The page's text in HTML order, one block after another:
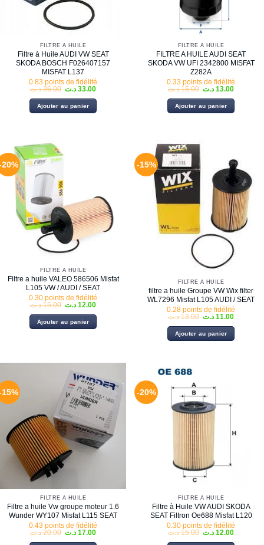
FILTRE À HUILE
Filtre à Huile AUDI VW SEAT
SKODA BOSCH F026407157
MISFAT L137
0.83 points de fidélité
36.00 د.ت
Le
initial
était :
33.00 د.ت
Le
actuel
est :
Ajouter au panier
FILTRE À HUILE
FILTRE A HUILE AUDI SEAT
SKODA VW UFI 2342800 MISFAT
Z282A
0.33 points de fidélité
15.00 د.ت
Le
initial
était :
13.00 د.ت
Le
actuel
est :
Ajouter au panier
FILTRE À HUILE
Filtre a huile VALEO 586506 Misfat
L105 VW / AUDI / SEAT
0.30 points de fidélité
15.00 د.ت
Le
initial
était :
12.00 د.ت
Le
actuel
est :
Ajouter au panier
-15%
FILTRE À HUILE
filtre a huile Groupe VW Wix filter
WL7296 Misfat L105 AUDI / SEAT
0.28 points de fidélité
13.00 د.ت
Le
initial
était :
11.00 د.ت
Le
actuel
est :
Ajouter au panier
FILTRE À HUILE
Filtre a huile Vw groupe moteur 1.6
Wunder WY107 Misfat L115 SEAT
0.43 points de fidélité
20.00 د.ت
Le
17.00 د.ت
Le
-20%
FILTRE À HUILE
Filtre à Huile VW AUDI SKODA
SEAT Filtron Oe688 Misfat L120
0.30 points de fidélité
15.00 د.ت
Le
12.00 د.ت
Le